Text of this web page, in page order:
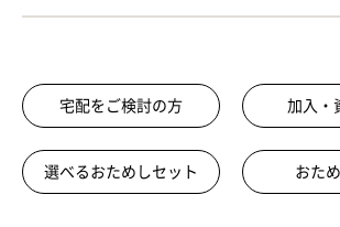
宅配をご検討の方 加入・
選べるおためしセット おた